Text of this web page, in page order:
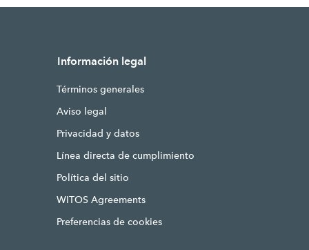
Información legal
Términos generales
Aviso legal
Privacidad y datos
Línea directa de cumplimiento
Política del sitio
WITOS Agreements
Preferencias de cookies